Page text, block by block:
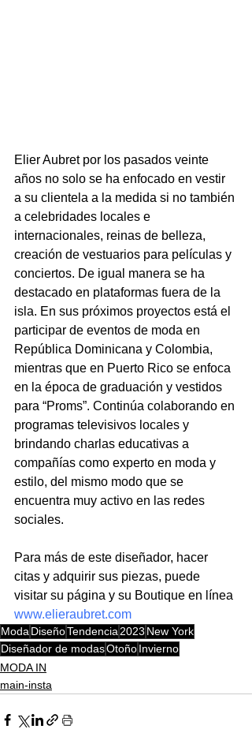
Elier Aubret por los pasados veinte
años no solo se ha enfocado en vestir
a su clientela a la medida si no también
a celebridades locales e
internacionales, reinas de belleza,
creación de vestuarios para películas y
conciertos. De igual manera se ha
destacado en plataformas fuera de la
isla. En sus próximos proyectos está el
participar de eventos de moda en
República Dominicana y Colombia,
mientras que en Puerto Rico se enfoca
en la época de graduación y vestidos
para “Proms”. Continúa colaborando en
programas televisivos locales y
brindando charlas educativas a
compañías como experto en moda y
estilo, del mismo modo que se
encuentra muy activo en las redes
sociales.
Para más de este diseñador, hacer
citas y adquirir sus piezas, puede
visitar su página y su Boutique en línea
www.elieraubret.com
Moda DiseñoTendencia 2023 New York
Diseñador de modasOtoñoInvierno
MODA IN
main-insta